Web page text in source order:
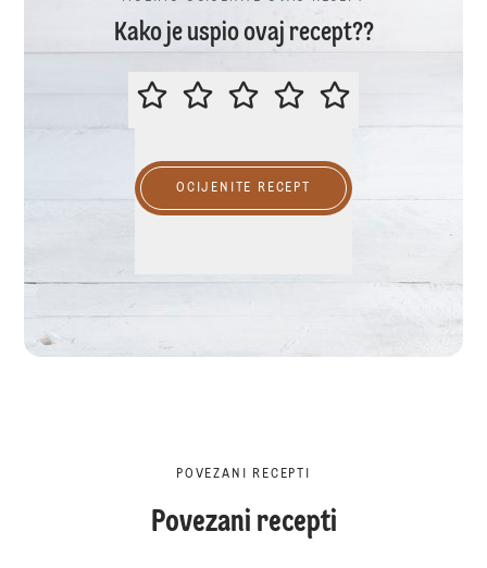
Kako je uspio ovaj recept??
MOLIMO OCIJENITE OVAJ
OCIJENITE RECEPT
POVEZANI RECEPTI
Povezani recepti